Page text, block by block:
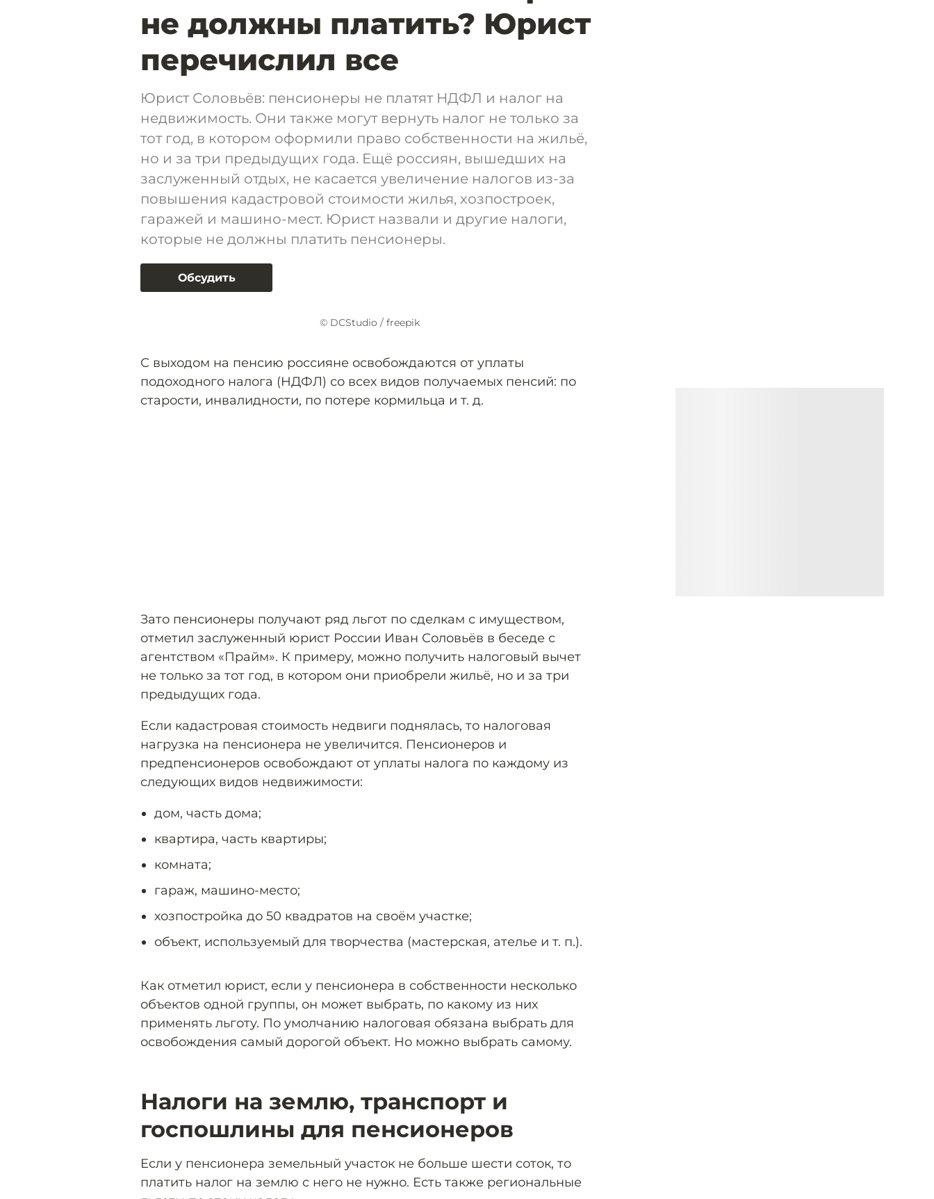
не должны платить? Юрист
перечислил все
Юрист Соловьёв: пенсионеры не платят НДФЛ и налог на
недвижимость. Они также могут вернуть налог не только за
тот год, в котором оформили право собственности на жильё,
но и за три предыдущих года. Ещё россиян, вышедших на
заслуженный отдых, не касается увеличение налогов из-за
повышения кадастровой стоимости жилья, хозпостроек,
гаражей и машино-мест. Юрист назвали и другие налоги,
которые не должны платить пенсионеры.
Обсудить
© DCStudio / freepik
С выходом на пенсию россияне освобождаются от уплаты
подоходного налога (НДФЛ) со всех видов получаемых пенсий: по
старости, инвалидности, по потере кормильца и т. д.
Зато пенсионеры получают ряд льгот по сделкам с имуществом,
отметил заслуженный юрист России Иван Соловьёв в беседе с
агентством «Прайм». К примеру, можно получить налоговый вычет
не только за тот год, в котором они приобрели жильё, но и за три
предыдущих года.
Если кадастровая стоимость недвиги поднялась, то налоговая
нагрузка на пенсионера не увеличится. Пенсионеров и
предпенсионеров освобождают от уплаты налога по каждому из
следующих видов недвижимости:
дом, часть дома;
квартира, часть квартиры;
комната;
гараж, машино-место;
хозпостройка до 50 квадратов на своём участке;
объект, используемый для творчества (мастерская, ателье и т. п.).
Как отметил юрист, если у пенсионера в собственности несколько
объектов одной группы, он может выбрать, по какому из них
применять льготу. По умолчанию налоговая обязана выбрать для
освобождения самый дорогой объект. Но можно выбрать самому.
Налоги на землю, транспорт и
госпошлины для пенсионеров
Если у пенсионера земельный участок не больше шести соток, то
платить налог на землю с него не нужно. Есть также региональные